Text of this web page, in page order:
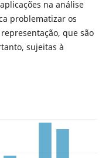
na análise
problematizar os
que são
sujeitas à